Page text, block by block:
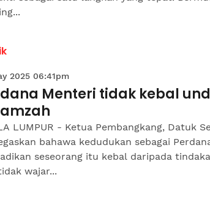
2025 06:41pm
Menteri tidak kebal
LUMPUR - Ketua Pembangkang, Datuk
bahawa kedudukan sebagai
seseorang itu kebal daripada
wajar...